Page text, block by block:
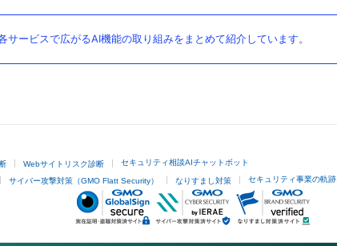
ービスで広がるAI機能の取り組みをまとめて紹介しています。
Webサイトリスク診断 セキュリティ相談AIチャットボット
サイバー攻撃対策（GMO Flatt Security） なりすまし対策 セキュリティ事業の軌跡